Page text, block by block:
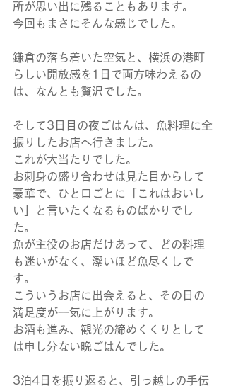
所が思い出に残ることもあります。
今回もまさにそんな感じでした。
鎌倉の落ち着いた空気と、横浜の港町
らしい開放感を1日で両方味わえるの
は、なんとも贅沢でした。
そして3日目の夜ごはんは、魚料理に全
振りしたお店へ行きました。
これが大当たりでした。
お刺身の盛り合わせは見た目からして
豪華で、ひと口ごとに「これはおいし
い」と言いたくなるものばかりでし
た。
魚が主役のお店だけあって、どの料理
も迷いがなく、潔いほど魚尽くしで
す。
こういうお店に出会えると、その日の
満足度が一気に上がります。
お酒も進み、観光の締めくくりとして
は申し分ない晩ごはんでした。
3泊4日を振り返ると、引っ越しの手伝